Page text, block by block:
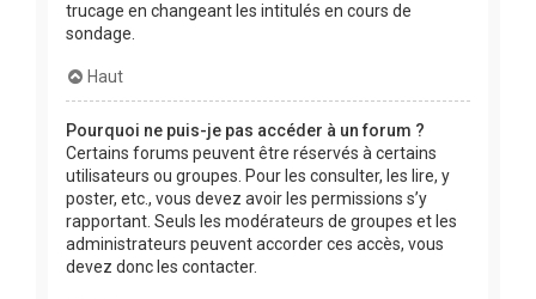
trucage en changeant les intitulés en cours de
sondage.
Haut
Pourquoi ne puis-je pas accéder à un forum ?
Certains forums peuvent être réservés à certains
utilisateurs ou groupes. Pour les consulter, les lire, y
poster, etc., vous devez avoir les permissions s’y
rapportant. Seuls les modérateurs de groupes et les
administrateurs peuvent accorder ces accès, vous
devez donc les contacter.